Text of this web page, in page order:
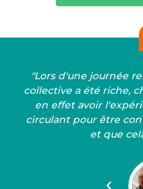
"Lors d'une journée
collective a été riche,
en effet avoir
circulant pour être
et que